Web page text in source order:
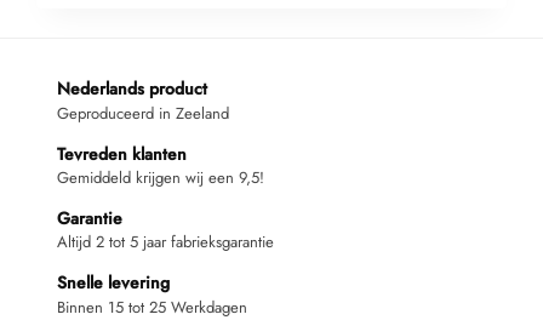
Nederlands product
Geproduceerd in Zeeland
Tevreden klanten
Gemiddeld krijgen wij een 9,5!
Garantie
Altijd 2 tot 5 jaar fabrieksgarantie
Snelle levering
Binnen 15 tot 25 Werkdagen